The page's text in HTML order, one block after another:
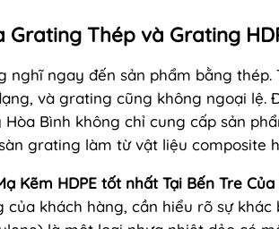
Grating Thép và Grating
ngay đến sản phẩm bằng thép.
và grating cũng không ngoại lệ.
Bình không chỉ cung cấp sản
grating làm từ vật liệu composite
Kẽm HDPE tốt nhất Tại Bến Tre
khách hàng, cần hiểu rõ sự khác